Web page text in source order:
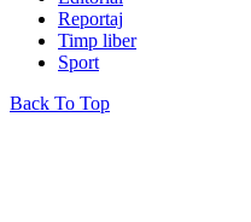
Reportaj
Timp liber
Sport
Back To Top